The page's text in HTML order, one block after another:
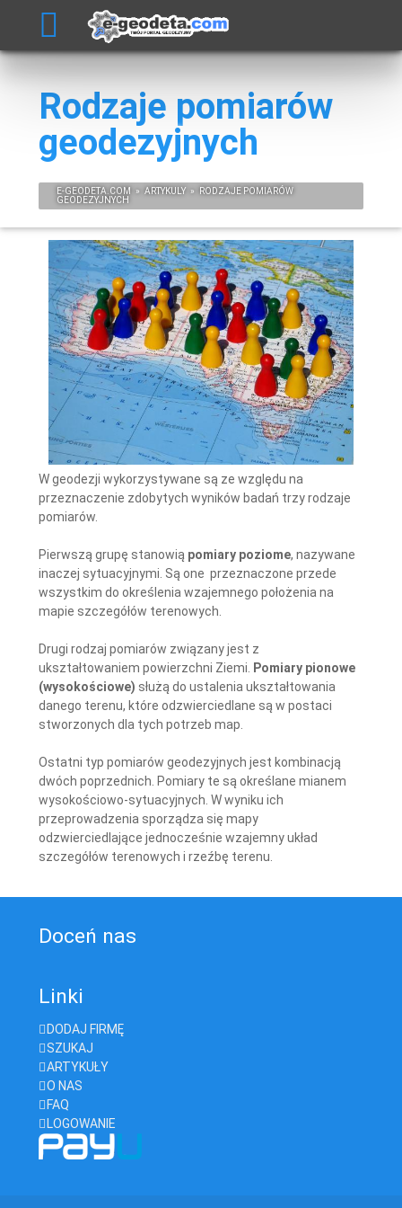
Rodzaje pomiarów
geodezyjnych
E-GEODETA .COM » ARTYKULY »
RODZAJE POMIARÓW
GEODEZYJNYCH
W geodezji wykorzystywane są ze względu na
przeznaczenie zdobytych wyników badań trzy rodzaje
pomiarów.
Pierwszą grupę stanowią pomiary poziome, nazywane
inaczej sytuacyjnymi. Są one przeznaczone przede
wszystkim do określenia wzajemnego położenia na
mapie szczegółów terenowych.
Drugi rodzaj pomiarów związany jest z
ukształtowaniem powierzchni Ziemi.
Pomiary pionowe
(wysokościowe) służą do ustalenia ukształtowania
danego terenu, które odzwierciedlane są w postaci
stworzonych dla tych potrzeb map.
Ostatni typ pomiarów geodezyjnych jest kombinacją
dwóch poprzednich. Pomiary te są określane mianem
wysokościowo-sytuacyjnych. W wyniku ich
przeprowadzenia sporządza się mapy
odzwierciedlające jednocześnie wzajemny układ
szczegółów terenowych i rzeźbę terenu.
Doceń nas
Linki
DODAJ FIRMĘ
SZUKAJ
ARTYKUŁY
O NAS
FAQ
LOGOWANIE